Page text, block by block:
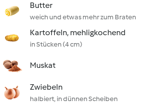
Butter
weich und etwas mehr zum Braten
Kartoffeln, mehligkochend
in Stücken (4 cm)
Muskat
Zwiebeln
halbiert, in dünnen Scheiben